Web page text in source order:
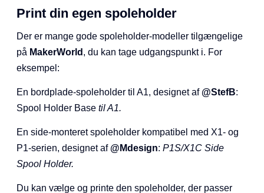
Print din egen spoleholder
Der er mange gode spoleholder-modeller tilgængelige
på MakerWorld , du kan tage udgangspunkt i. For
eksempel:
En bordplade-spoleholder til A1, designet af @StefB:
Spool Holder Base til A1.
En side-monteret spoleholder kompatibel med X1- og
P1-serien, designet af @Mdesign: P1S/X1C Side
Spool Holder.
Du kan vælge og printe den spoleholder, der passer